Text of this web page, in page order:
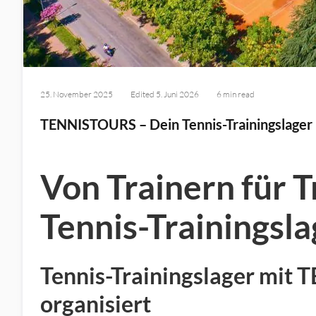
25. November 2025 Edited 5. Juni 2026 6 min read
TENNISTOURS – Dein Tennis-
Von Trainern für
Tennis-
Tennis-Trainingslager mit
organisiert